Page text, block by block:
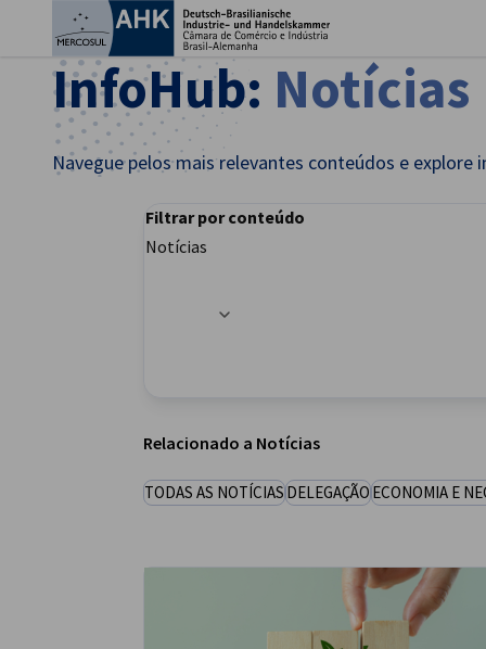
Brazil - Sao Paulo
InfoHub: Notícias
Navegue pelos mais relevantes conteúdos e
Opções de filtro atualizadas com sucesso
Filtrar por conteúdo
Notícias
Relacionado a Notícias
TODAS AS NOTÍCIASDELEGAÇÃOECONOMIA E